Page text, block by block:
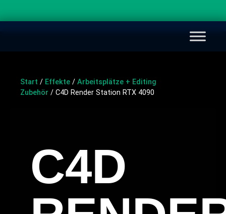
Start / Effekte / Arbeitsplätze + Editing
Zubehör / C4D Render Station RTX 4090
C4D